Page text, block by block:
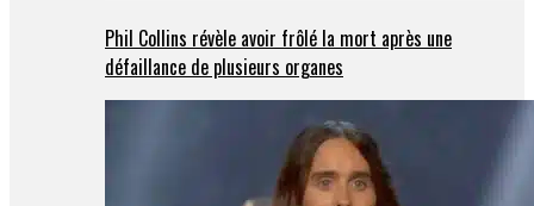
Phil Collins révèle avoir frôlé la mort après une
défaillance de plusieurs organes